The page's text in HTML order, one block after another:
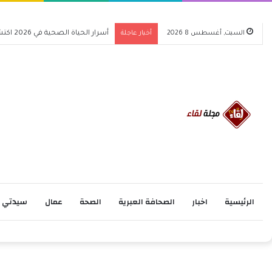
السبت, أغسطس 8 2026 أخبار عاجلة أسرار الحياة الصحية في 2026 اكتشف كيف تغير حياتك للأفضل
الرئيسية اخبار الصحافة العبرية الصحة عمال سيدتي